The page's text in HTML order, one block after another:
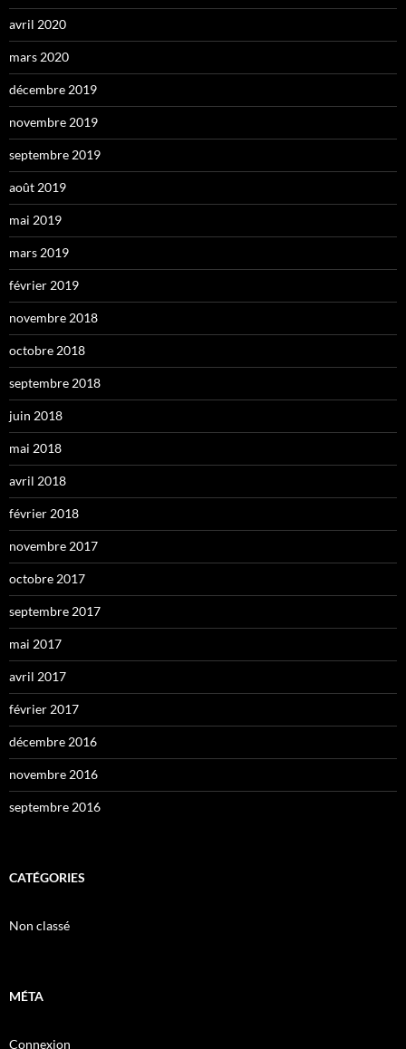
avril 2020
mars 2020
décembre 2019
novembre 2019
septembre 2019
août 2019
mai 2019
mars 2019
février 2019
novembre 2018
octobre 2018
septembre 2018
juin 2018
mai 2018
avril 2018
février 2018
novembre 2017
octobre 2017
septembre 2017
mai 2017
avril 2017
février 2017
décembre 2016
novembre 2016
septembre 2016
CATÉGORIES
Non classé
MÉTA
Connexion